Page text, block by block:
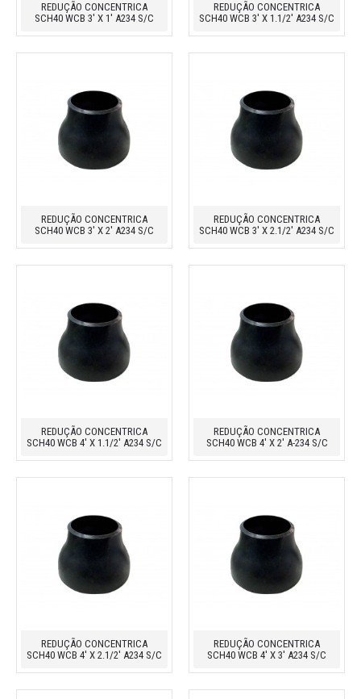
REDUÇÃO CONCENTRICA
SCH40 WCB 3' X 1' A234 S/C
REDUÇÃO CONCENTRICA
SCH40 WCB 3' X 1.1/2' A234 S/C
REDUÇÃO CONCENTRICA
SCH40 WCB 3' X 2' A234 S/C
REDUÇÃO CONCENTRICA
SCH40 WCB 3' X 2.1/2' A234 S/C
REDUÇÃO CONCENTRICA
SCH40 WCB 4' X 1.1/2' A234 S/C
REDUÇÃO CONCENTRICA
SCH40 WCB 4' X 2' A-234 S/C
REDUÇÃO CONCENTRICA
SCH40 WCB 4' X 2.1/2' A234 S/C
REDUÇÃO CONCENTRICA
SCH40 WCB 4' X 3' A234 S/C